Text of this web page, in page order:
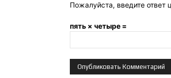
Пожалуйста, введите ответ
пять × четыре =